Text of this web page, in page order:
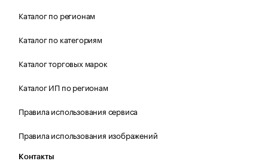
Каталог по регионам
Каталог по категориям
Каталог торговых марок
Каталог ИП по регионам
Правила использования сервиса
Правила использования изображений
Контакты